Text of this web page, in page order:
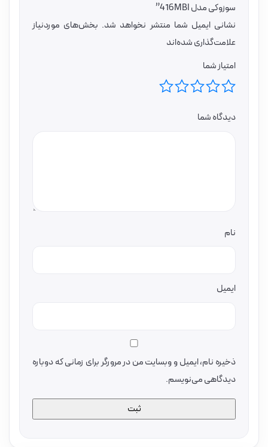
سوزوکی مدل 416MBI”
نشانی ایمیل شما منتشر نخواهد شد. بخش‌های موردنیاز
علامت‌گذاری شده‌اند
امتیاز شما
دیدگاه شما
نام
ایمیل
ذخیره نام، ایمیل و وبسایت من در مرورگر برای زمانی که دوباره
دیدگاهی می‌نویسم.